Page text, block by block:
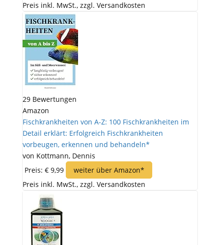
Preis inkl. MwSt., zzgl. Versandkosten
29 Bewertungen
Amazon
Fischkrankheiten von A-Z: 100 Fischkrankheiten im
Detail erklärt: Erfolgreich Fischkrankheiten
vorbeugen, erkennen und behandeln*
von Kottmann, Dennis
Preis: € 9,99
weiter über Amazon*
Preis inkl. MwSt., zzgl. Versandkosten